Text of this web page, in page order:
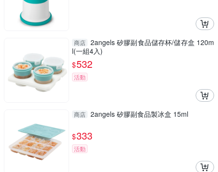
商店 2angels 矽膠副食品儲存杯/儲存盒 120m
l(一組4入)
$532
活動
商店 2angels 矽膠副食品製冰盒 15ml
$333
活動